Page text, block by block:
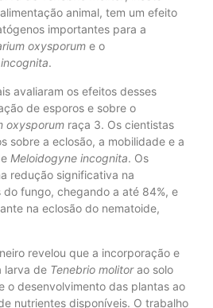
animal, tem um efeito
importantes para a
oxysporum e o
.
avaliaram os efeitos desses
de esporos e sobre o
oxysporum raça 3. Os cientistas
sobre a eclosão, a mobilidade e a
Meloidogyne incognita. Os
redução significativa na
fungo, chegando a até 84%, e
na eclosão do nematoide,
revelou que a incorporação e
larva de Tenebrio molitorao solo
o desenvolvimento das plantas ao
nutrientes disponíveis. O trabalho